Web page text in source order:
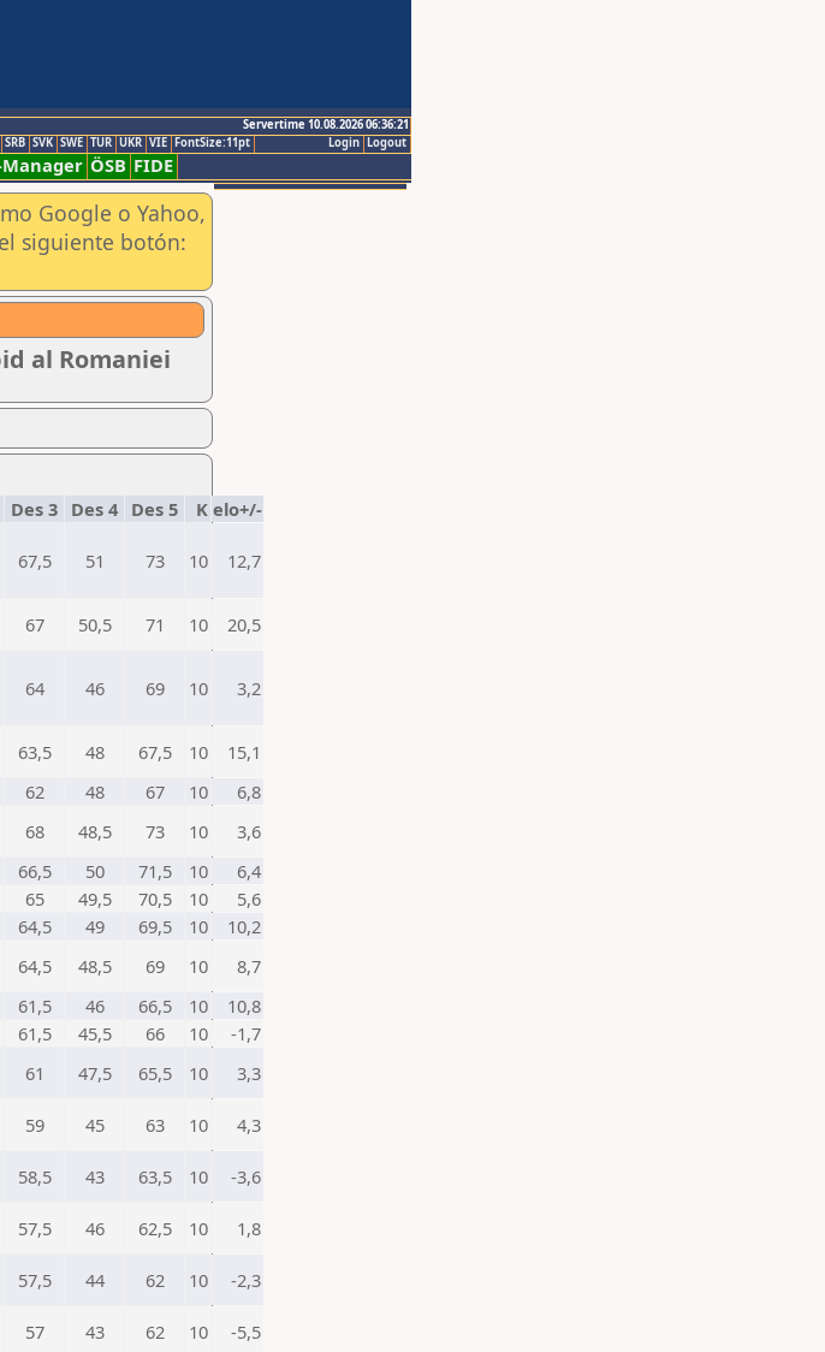
Servertime 10.08.2026 06:36:21
Logout
Login
SRB SVK SWE TUR UKR VIE FontSize:11pt
Manager ÖSB FIDE
Google o Yahoo,
siguiente botón:
al Romaniei
Des 3 Des 4 Des 5 K elo+/-
67,5 51 73 10 12,7
67 50,5 71 10 20,5
64 46 69 10 3,2
63,5 48 67,5 10
15,1
62 48 67 10
6,8
68 48,5 73 10
3,6
66,5 50 71,5 10
6,4
65 49,5 70,5 10
5,6
64,5 49 69,5 10
10,2
64,5 48,5 69 10
8,7
61,5 46 66,5 10
10,8
61,5 45,5 66 10
-1,7
61 47,5 65,5 10 3,3
59 45 63 10 4,3
58,5 43 63,5 10 -3,6
57,5 46 62,5 10 1,8
57,5 44 62 10 -2,3
57 43 62 10 -5,5